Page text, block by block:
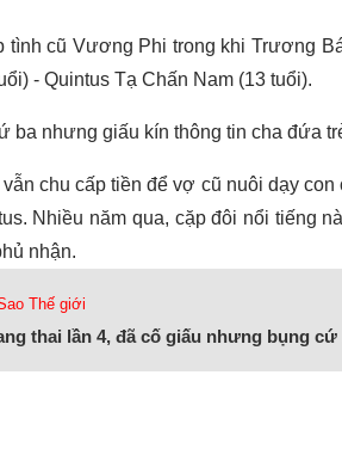
tình cũ Vương Phi trong khi Trương
- Quintus Tạ Chấn Nam (13 tuổi).
ba nhưng giấu kín thông tin cha đứa
vẫn chu cấp tiền để vợ cũ nuôi dạy
Nhiều năm qua, cặp đôi nổi tiếng
nhận.
Thế giới
thai lần 4, đã cố giấu nhưng bụng